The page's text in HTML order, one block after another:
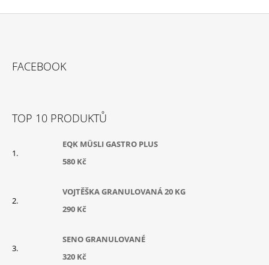
FACEBOOK
TOP 10 PRODUKTŮ
EQK MÜSLI GASTRO PLUS
580 Kč
VOJTĚŠKA GRANULOVANÁ 20 KG
290 Kč
SENO GRANULOVANÉ
320 Kč